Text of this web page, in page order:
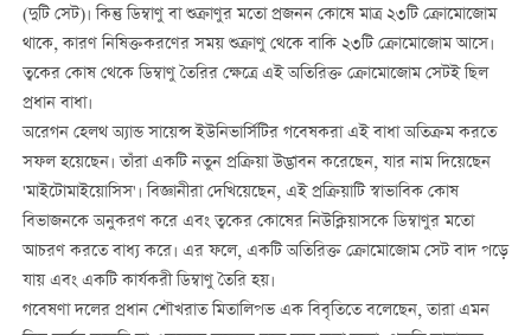
(দুটি সেট)। কিন্তু ডিম্বাণু বা শুক্রাণুর মতো প্রজনন কোষে মাত্র ২৩টি ক্রোমোজোম
থাকে, কারণ নিষিক্তকরণের সময় শুক্রাণু থেকে বাকি ২৩টি ক্রোমোজোম আসে।
ত্বকের কোষ থেকে ডিম্বাণু তৈরির ক্ষেত্রে এই অতিরিক্ত ক্রোমোজোম সেটই ছিল
প্রধান বাধা।
অরেগন হেলথ অ্যান্ড সায়েন্স ইউনিভার্সিটির গবেষকরা এই বাধা অতিক্রম করতে
সফল হয়েছেন। তাঁরা একটি নতুন প্রক্রিয়া উদ্ভাবন করেছেন, যার নাম দিয়েছেন
'মাইটোমাইয়োসিস'। বিজ্ঞানীরা দেখিয়েছেন, এই প্রক্রিয়াটি স্বাভাবিক কোষ
বিভাজনকে অনুকরণ করে এবং ত্বকের কোষের নিউক্লিয়াসকে ডিম্বাণুর মতো
আচরণ করতে বাধ্য করে। এর ফলে, একটি অতিরিক্ত ক্রোমোজোম সেট বাদ পড়ে
যায় এবং একটি কার্যকরী ডিম্বাণু তৈরি হয়।
গবেষণা দলের প্রধান শৌখরাত মিতালিপভ এক বিবৃতিতে বলেছেন, তারা এমন